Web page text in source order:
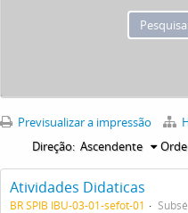
Previsualizar a impressão
Direção: Ascendente
Atividades Didaticas
BR SPIB IBU-03-01-sefot-01